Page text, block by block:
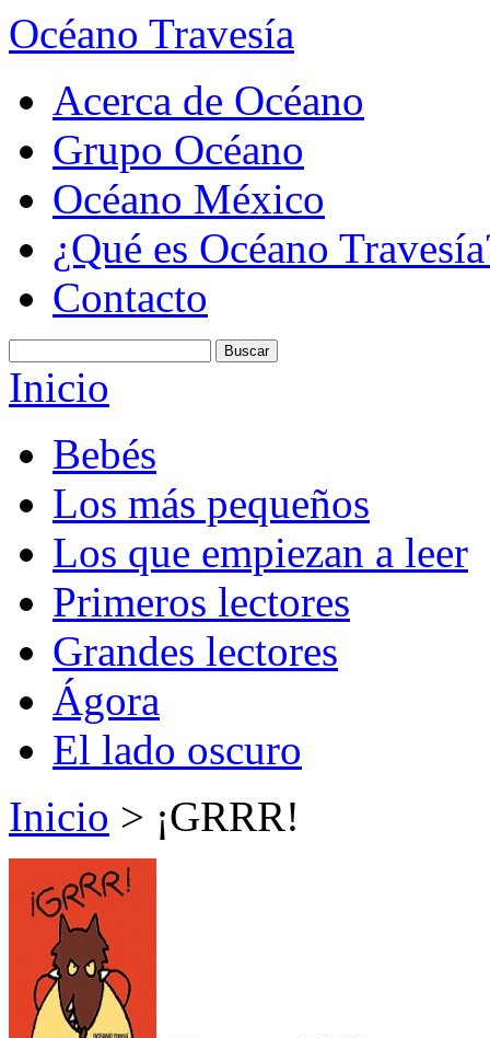
Océano Travesía
Acerca de Océano
Grupo Océano
Océano México
¿Qué es Océano
Contacto
Inicio
Bebés
Los más pequeños
Los que empiezan a leer
Primeros lectores
Grandes lectores
Ágora
El lado oscuro
Inicio > ¡GRRR!